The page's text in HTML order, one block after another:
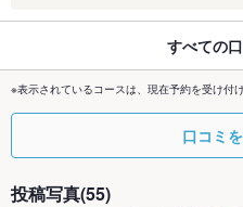
すべての
※表示されているコースは、現在予約を受け付
口コミ
投稿写真(55)